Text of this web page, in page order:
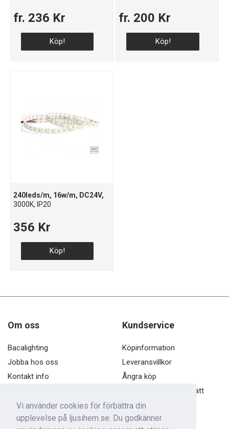
Vi använder cookies för förbättra din
upplevelse på ljusihem.se. Du godkänner
fr. 236 Kr
Köp!
fr. 200 Kr
Köp!
240leds/m, 16w/m, DC24V,
3000K, IP20
356 Kr
Köp!
Om oss
Bacalighting
Jobba hos oss
Kontakt info
Kundservice
Köpinformation
Leveransvillkor
Ångra köp
Öppet köp och ångerrätt
Dataskyddspolicy
Kontakta oss